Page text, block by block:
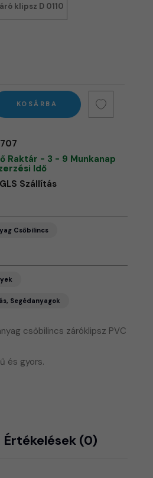
csőbilincs záróklipsz PVC
és gyors.
klipsz D 0110
KOSÁRBA
Raktár - 3 - 9 Munkanap
Idő
GLS Szállítás
Csőbilincs
Segédanyagok
Értékelések (0)